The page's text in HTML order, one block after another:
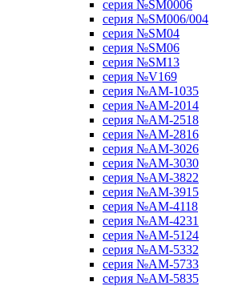
серия №SM0006
серия №SM006/004
серия №SM04
серия №SM06
серия №SM13
серия №V169
серия №АМ-1035
серия №АМ-2014
серия №АМ-2518
серия №АМ-2816
серия №АМ-3026
серия №АМ-3030
серия №АМ-3822
серия №АМ-3915
серия №АМ-4118
серия №АМ-4231
серия №АМ-5124
серия №АМ-5332
серия №АМ-5733
серия №АМ-5835